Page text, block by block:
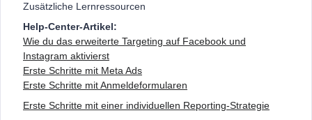
Zusätzliche Lernressourcen
Help‑Center‑Artikel:
Wie du das erweiterte Targeting auf Facebook und
Instagram aktivierst
Erste Schritte mit Meta Ads
Erste Schritte mit Anmeldeformularen
Erste Schritte mit einer individuellen Reporting-Strategie